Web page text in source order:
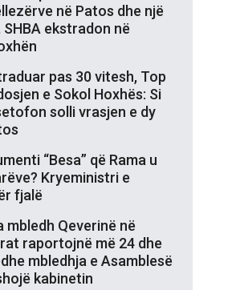
në Patos dhe një
ekstradon në
pas 30 vitesh, Top
e Sokol Hoxhës: Si
solli vrasjen e dy
“Besa” që Rama u
Kryeministri e
fjalë
mbledh Qeverinë në
raportojnë më 24 dhe
mbledhja e Asamblesë
kabinetin